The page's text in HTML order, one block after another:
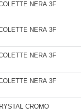
NERA 3F
NERA 3F
NERA 3F
NERA 3F
CROMO